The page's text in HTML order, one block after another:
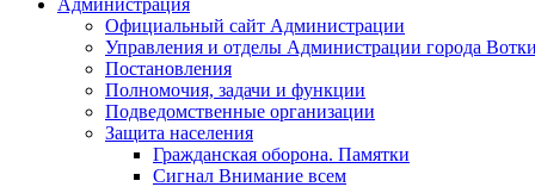
Администрация
Официальный сайт Администрации
Управления и отделы Администрации города
Постановления
Полномочия, задачи и функции
Подведомственные организации
Защита населения
Гражданская оборона. Памятки
Сигнал Внимание всем